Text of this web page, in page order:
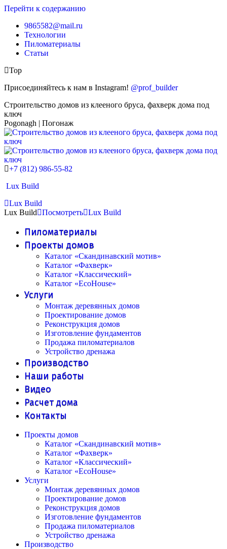
Перейти к содержанию
9865582@mail.ru
Технологии
Пиломатериалы
Статьи
Top
Присоединяйтесь к нам в Instagram! @prof_builder
Строительство домов из клееного бруса, фахверк дома под
ключ
Pogonagh | Погонаж
+7 (812) 986-55-82
Lux Build
Lux Build
Lux Build
Посмотреть Lux Build
Пиломатериалы
Проекты домов
Каталог «Скандинавский мотив»
Каталог «Фахверк»
Каталог «Классический»
Каталог «EcoHouse»
Услуги
Монтаж деревянных домов
Проектирование домов
Реконструкция домов
Изготовление фундаментов
Продажа пиломатериалов
Устройство дренажа
Производство
Наши работы
Видео
Расчет дома
Контакты
Проекты домов
Каталог «Скандинавский мотив»
Каталог «Фахверк»
Каталог «Классический»
Каталог «EcoHouse»
Услуги
Монтаж деревянных домов
Проектирование домов
Реконструкция домов
Изготовление фундаментов
Продажа пиломатериалов
Устройство дренажа
Производство